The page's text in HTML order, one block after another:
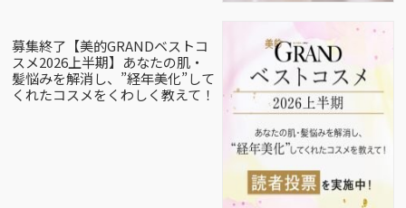
募集終了【美的GRANDベストコ
スメ2026上半期】あなたの肌・
髪悩みを解消し、”経年美化”して
くれたコスメをくわしく教えて！